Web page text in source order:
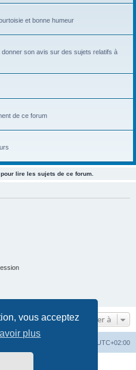
vous acceptez
plus
e
et bonne humeur
son avis sur des sujets relatifs à
de ce forum
lire les sujets de ce forum.
Aller à
UTC+02:00
Software © phpBB Limited